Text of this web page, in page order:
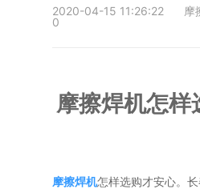
普通铣床
专用机床
2020-04-15 11:26:22 摩
0
摩擦焊机怎样
摩擦焊机怎样选购才安心。